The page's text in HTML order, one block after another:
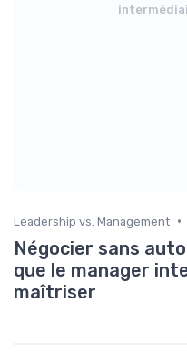
Leadership vs. Management •
Négocier sans
que le manager
maîtriser